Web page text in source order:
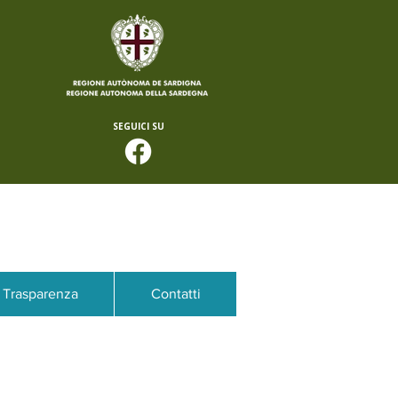
SEGUICI SU
Trasparenza Contatti